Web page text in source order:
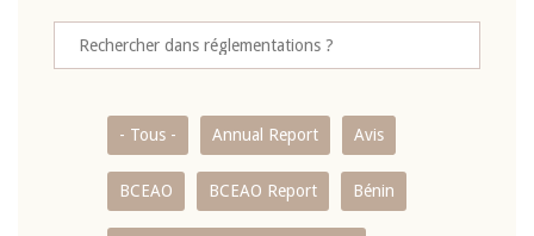
- Tous - Annual Report Avis
BCEAO BCEAO Report Bénin